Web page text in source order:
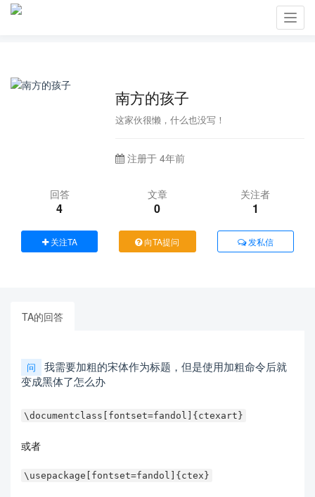
南方的孩子
这家伙很懒，什么也没写！
注册于 4年前
回答
4
文章
0
关注者
1
关注TA 向TA提问 发私信
TA的回答
问
我需要加粗的宋体作为标题，但是使用加粗命令后就
变成黑体了怎么办
\documentclass[fontset=fandol]{ctexart}
或者
\usepackage[fontset=fandol]{ctex}